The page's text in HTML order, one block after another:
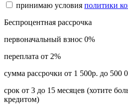
принимаю условия политики
Беспроцентная рассрочка
первоначальный взнос 0%
переплата от 2%
сумма рассрочки от 1 500р. до 500
срок от 3 до 15 месяцев (хотите
кредитом)